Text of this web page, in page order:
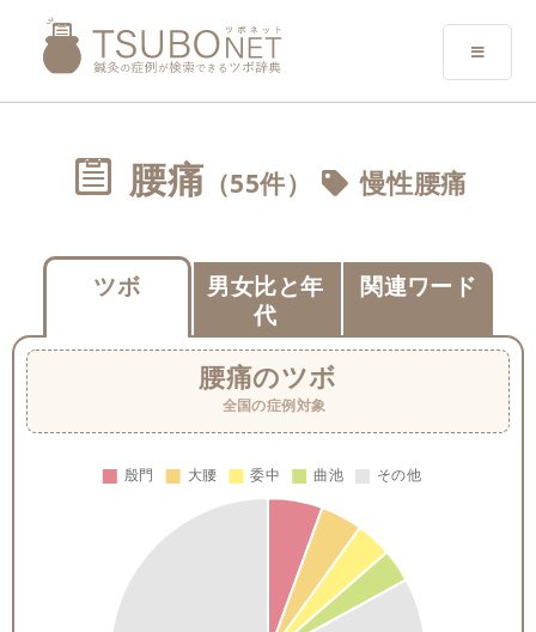
腰痛 （55件） 慢性腰痛
ツボ
男女比と年
代
関連ワード
腰痛のツボ
全国の症例対象